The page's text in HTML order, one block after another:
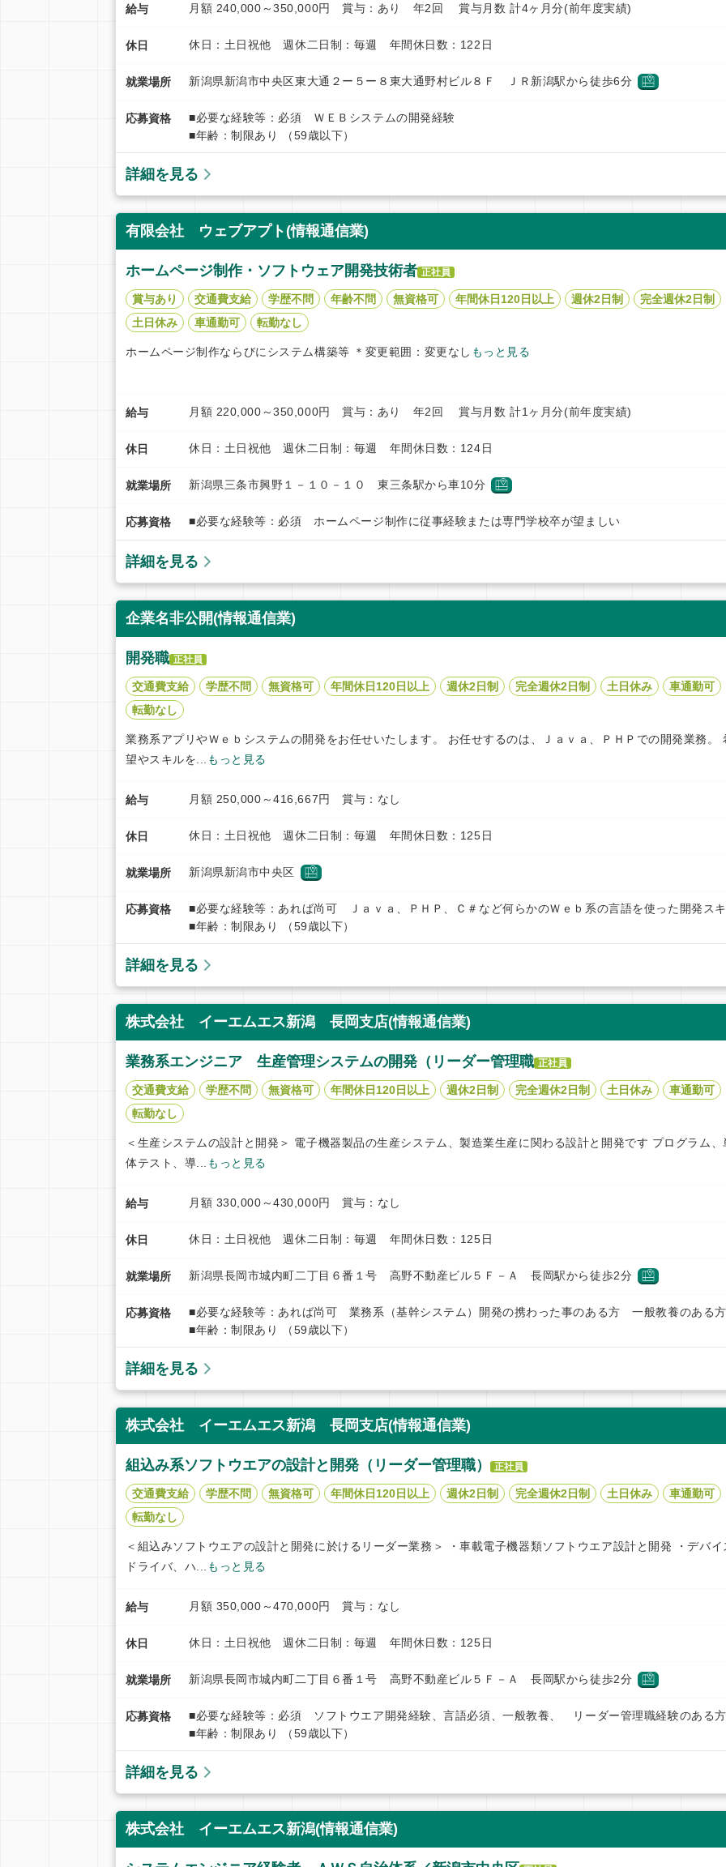
給与 月額 240,000～350,000円 賞与：あり 年2回 賞与月数 計4ヶ月分(前年度実績)
休日 休日：土日祝他 週休二日制：毎週 年間休日数：122日
就業場所 新潟県新潟市中央区東大通２ー５ー８東大通野村ビル８Ｆ ＪＲ新潟駅から徒歩6分
応募資格
■必要な経験等：必須 ＷＥＢシステムの開発経験
■年齢：制限あり （59歳以下）
詳細を見る
有限会社 ウェブアプト(情報通信業)
ホームページ制作・ソフトウェア開発技術者 正社員
賞与あり 交通費支給 学歴不問 年齢不問 無資格可 年間休日120日以上 週休2日制
完全週休2日制
土日休み
車通勤可 転勤なし
ホームページ制作ならびにシステム構築等 ＊変更範囲：変更なし もっと見る
給与 月額 220,000～350,000円 賞与：あり 年2回 賞与月数 計1ヶ月分(前年度実績)
休日 休日：土日祝他 週休二日制：毎週 年間休日数：124日
就業場所 新潟県三条市興野１－１０－１０ 東三条駅から車10分
応募資格 ■必要な経験等：必須 ホームページ制作に従事経験または専門学校卒が望ましい
詳細を見る
企業名非公開(情報通信業)
開発職 正社員
交通費支給 学歴不問 無資格可 年間休日120日以上 週休2日制 完全週休2日制 土日休み
車通勤可
転勤なし
業務系アプリやＷｅｂシステムの開発をお任せいたします。 お任せするのは、Ｊａｖａ、ＰＨＰでの開発業務。
望やスキルを...
もっと見る
給与 月額 250,000～416,667円 賞与：なし
休日 休日：土日祝他 週休二日制：毎週 年間休日数：125日
就業場所 新潟県新潟市中央区
応募資格
■必要な経験等：あれば尚可 Ｊａｖａ、ＰＨＰ、Ｃ＃など何らかのＷｅｂ系の言語を使った開発ス
■年齢：制限あり （59歳以下）
詳細を見る
株式会社 イーエムエス新潟 長岡支店(情報通信業)
業務系エンジニア 生産管理システムの開発（リーダー管理職 正社員
交通費支給 学歴不問 無資格可 年間休日120日以上 週休2日制 完全週休2日制 土日休み
車通勤可
転勤なし
＜生産システムの設計と開発＞ 電子機器製品の生産システム、製造業生産に関わる設計と開発です プログラム、
体テスト、導...
もっと見る
給与 月額 330,000～430,000円 賞与：なし
休日 休日：土日祝他 週休二日制：毎週 年間休日数：125日
就業場所 新潟県長岡市城内町二丁目６番１号 高野不動産ビル５Ｆ－Ａ 長岡駅から徒歩2分
応募資格
■必要な経験等：あれば尚可 業務系（基幹システム）開発の携わった事のある方 一般教養のある
■年齢：制限あり （59歳以下）
詳細を見る
株式会社 イーエムエス新潟 長岡支店(情報通信業)
組込み系ソフトウエアの設計と開発（リーダー管理職） 正社員
交通費支給 学歴不問 無資格可 年間休日120日以上 週休2日制 完全週休2日制 土日休み
車通勤可
転勤なし
＜組込みソフトウエアの設計と開発に於けるリーダー業務＞ ・車載電子機器類ソフトウエア設計と開発 ・デバイ
ドライバ、ハ...
もっと見る
給与 月額 350,000～470,000円 賞与：なし
休日 休日：土日祝他 週休二日制：毎週 年間休日数：125日
就業場所 新潟県長岡市城内町二丁目６番１号 高野不動産ビル５Ｆ－Ａ 長岡駅から徒歩2分
応募資格
■必要な経験等：必須 ソフトウエア開発経験、言語必須、一般教養、 リーダー管理職経験のある
■年齢：制限あり （59歳以下）
詳細を見る
株式会社 イーエムエス新潟(情報通信業)